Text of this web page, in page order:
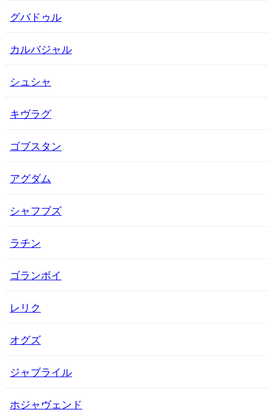
グバドゥル
カルバジャル
シュシャ
キヴラグ
ゴブスタン
アグダム
シャフブズ
ラチン
ゴランボイ
レリク
オグズ
ジャブライル
ホジャヴェンド